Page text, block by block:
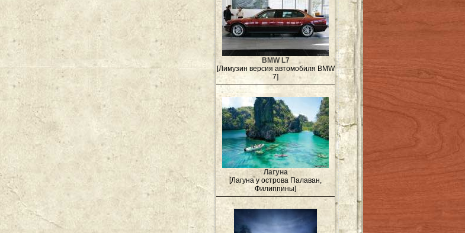
BMW L7
[Лимузин версия автомобиля BMW
7]
Лагуна
[Лагуна у острова Палаван,
Филиппины]